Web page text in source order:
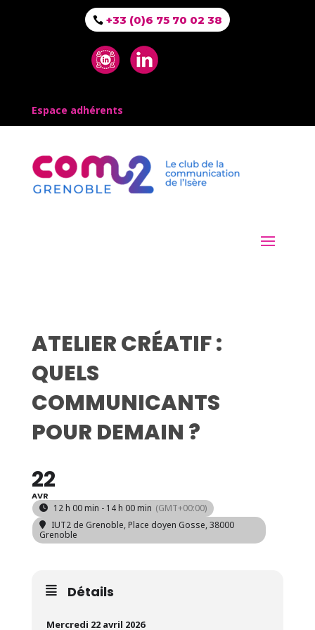
+33 (0)6 75 70 02 38
Espace adhérents
ATELIER CRÉATIF :
QUELS
COMMUNICANTS
POUR DEMAIN ?
22
AVR
12 h 00 min - 14 h 00 min (GMT+00:00)
IUT2 de Grenoble, Place doyen Gosse, 38000
Grenoble
Détails
Mercredi 22 avril 2026